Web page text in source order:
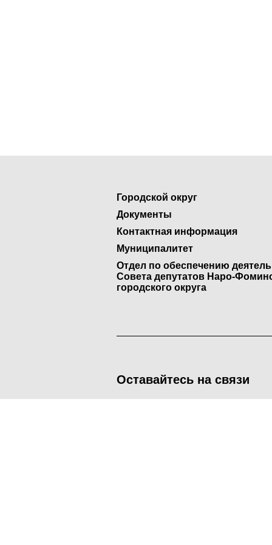
Городской округ
Документы
Контактная информация
Муниципалитет
Отдел по обеспечению
Совета депутатов Наро-
городского округа
Оставайтесь на связи